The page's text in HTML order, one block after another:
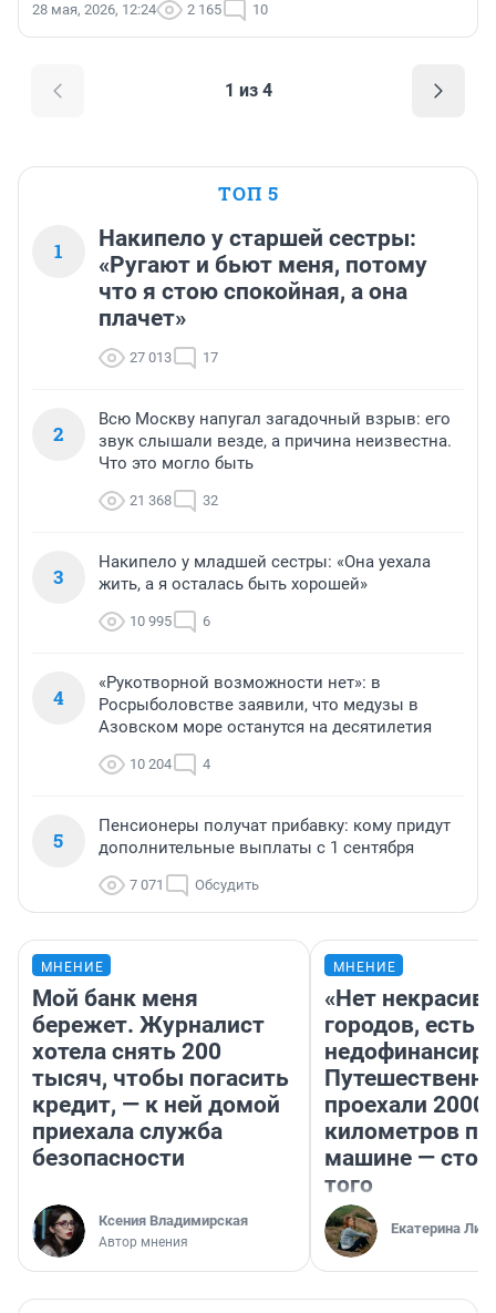
28 мая, 2026, 12:24 2 165 10
1 из 4
ТОП 5
1
Накипело у старшей сестры:
«Ругают и бьют меня, потому
что я стою спокойная, а она
плачет»
27 013 17
2
Всю Москву напугал загадочный взрыв: его
звук слышали везде, а причина неизвестна.
Что это могло быть
21 368 32
3
Накипело у младшей сестры: «Она уехала
жить, а я осталась быть хорошей»
10 995 6
4
«Рукотворной возможности нет»: в
Росрыболовстве заявили, что медузы в
Азовском море останутся на десятилетия
10 204 4
5
Пенсионеры получат прибавку: кому придут
дополнительные выплаты с 1 сентября
7 071 Обсудить
МНЕНИЕ
Мой банк меня
бережет. Журналист
хотела снять 200
тысяч, чтобы погасить
кредит, — к ней домой
приехала служба
безопасности
Ксения Владимирская
Автор мнения
МНЕНИЕ
«Нет
городов, есть
проехали 2000
километров по
машине —
того
Екатерина